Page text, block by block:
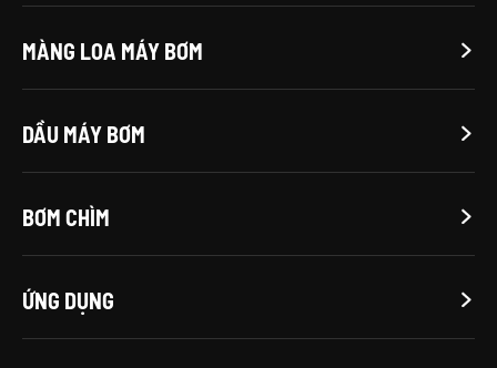
MÀNG LOA MÁY BƠM 
DẦU MÁY BƠM 
BƠM CHÌM 
ỨNG DỤNG 